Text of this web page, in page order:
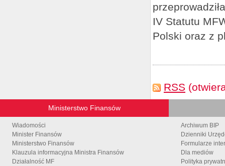
IV Statutu
Polski oraz z
RSS
Ministerstwo Finansów
Wiadomości
Minister Finansów
Ministerstwo Finansów
Klauzula informacyjna Ministra Finansów
Działalność MF
Archiwum BIP
Dzienniki
Formularze
Dla mediów
Polityka